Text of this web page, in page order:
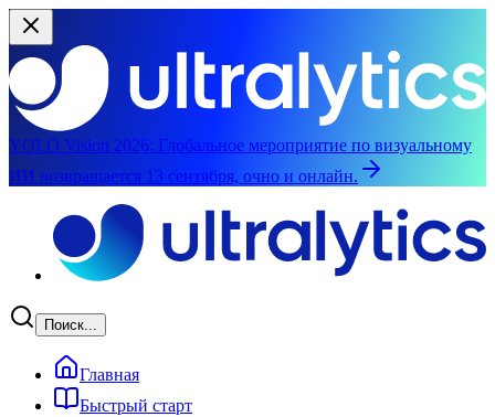
YOLO Vision 2026: Глобальное мероприятие по визуальному
ИИ возвращается 13 сентября, очно и онлайн.
Поиск...
Главная
Быстрый старт